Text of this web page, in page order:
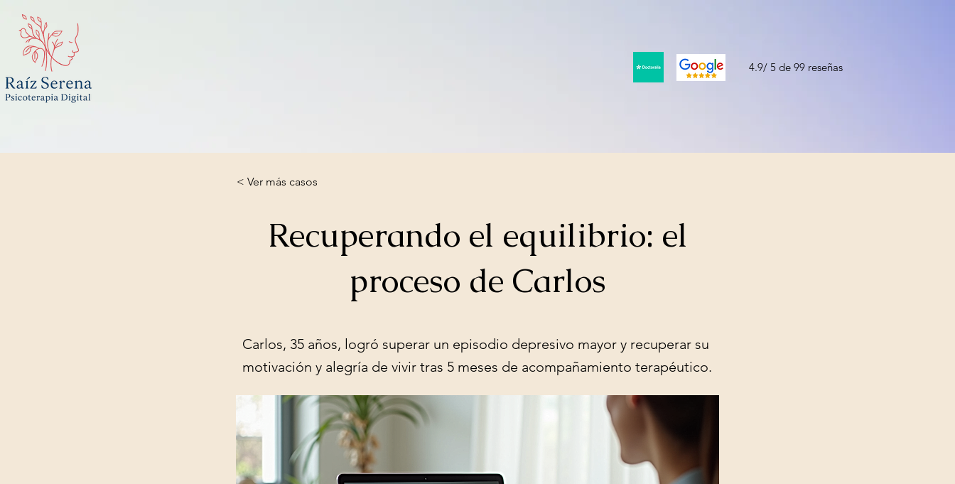
4.9/ 5 de 99 reseñas
< Ver más casos
Recuperando el equilibrio: el
proceso de Carlos
Carlos, 35 años, logró superar un episodio depresivo mayor y recuperar su
motivación y alegría de vivir tras 5 meses de acompañamiento terapéutico.